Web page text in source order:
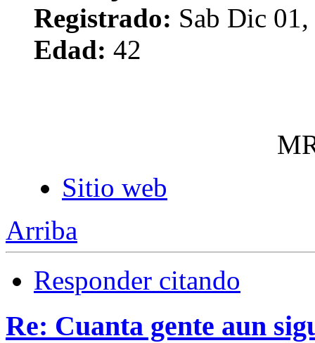
Registrado: Sab Dic
Edad: 42
Sitio web
Arriba
Responder citando
Re: Cuanta gente aun